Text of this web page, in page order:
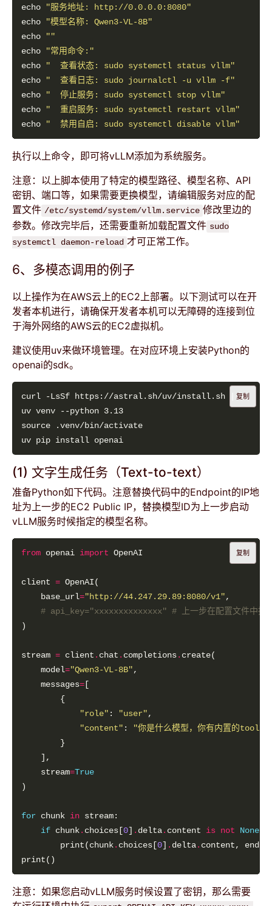
echo
"服务地址: http://0.0.0.0:8080"
echo
"模型名称: Qwen3-VL-8B"
echo
""
echo
"常用命令:"
echo
"  查看状态: sudo systemctl status vllm"
echo
"  查看日志: sudo journalctl -u vllm -f"
echo
"  停止服务: sudo systemctl stop vllm"
echo
"  重启服务: sudo systemctl restart vllm"
echo
"  禁用自启: sudo systemctl disable vllm"
执行以上命令，即可将vLLM添加为系统服务。
注意：以上脚本使用了特定的模型路径、模型名称、API
密钥、端口等，如果需要更换模型，请编辑服务对应的配
置文件 /etc/systemd/system/vllm.service 修改里边的
参数。修改完毕后，还需要重新加载配置文件 sudo
systemctl daemon-reload 才可正常工作。
6、多模态调用的例子
以上操作为在AWS云上的EC2上部署。以下测试可以在开
发者本机进行，请确保开发者本机可以无障碍的连接到位
于海外网络的AWS云的EC2虚拟机。
建议使用uv来做环境管理。在对应环境上安装Python的
openai的sdk。
复制
(1) 文字生成任务（Text-to-text）
准备Python如下代码。注意替换代码中的Endpoint的IP地
址为上一步的EC2 Public IP，替换模型ID为上一步启动
vLLM服务时候指定的模型名称。
from openai import
client =
    base_url
="http://44.247.29.89:8080/v1"
# api_key="xxxxxxxxxxxxxx" # 上一步在配置文件中指定
stream = client . chat . completions.
    model
="Qwen3-VL-8B"
    messages
=
"role" : "user"
"content" :
"你是什么模型，你有内置的tool能
    stream
=True
for chunk in
if chunk. choices[0] . delta. content is not None
        print(chunk
. choices[0] . delta. content, end=
复制
注意：如果您启动vLLM服务时候设置了密钥，那么需要